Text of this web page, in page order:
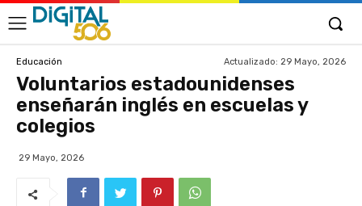
Educación Actualizado: 29 Mayo, 2026
Voluntarios estadounidenses
enseñarán inglés en escuelas y
colegios
29 Mayo, 2026